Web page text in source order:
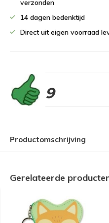
verzonden
14 dagen bedenktijd
Direct uit eigen voorraad
9
Productomschrijving
Gerelateerde